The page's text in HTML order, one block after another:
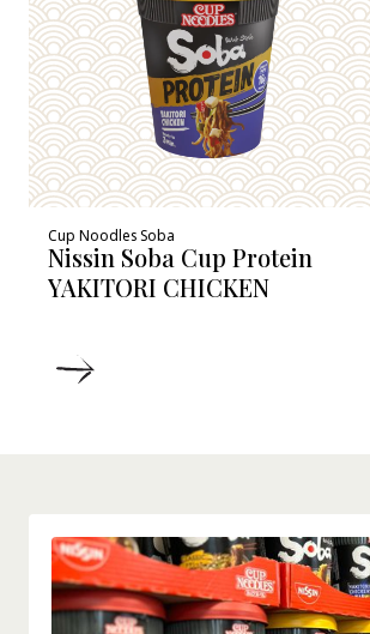
Cup Noodles Soba
Nissin Soba Cup Protein
YAKITORI CHICKEN